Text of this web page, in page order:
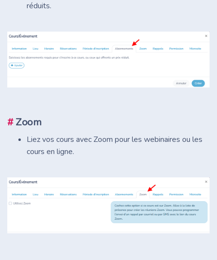
réduits.
#Zoom
Liez vos cours avec Zoom pour les webinaires ou les
cours en ligne.